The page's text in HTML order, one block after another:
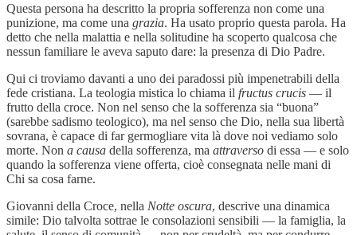
Questa persona ha descritto la propria sofferenza non come una
punizione, ma come una grazia. Ha usato proprio questa parola. Ha
detto che nella malattia e nella solitudine ha scoperto qualcosa che
nessun familiare le aveva saputo dare: la presenza di Dio Padre.
Qui ci troviamo davanti a uno dei paradossi più impenetrabili della
fede cristiana. La teologia mistica lo chiama il fructus crucis — il
frutto della croce. Non nel senso che la sofferenza sia “buona”
(sarebbe sadismo teologico), ma nel senso che Dio, nella sua libertà
sovrana, è capace di far germogliare vita là dove noi vediamo solo
morte. Non a causa della sofferenza, ma attraverso di essa — e solo
quando la sofferenza viene offerta, cioè consegnata nelle mani di
Chi sa cosa farne.
Giovanni della Croce, nella Notte oscura, descrive una dinamica
simile: Dio talvolta sottrae le consolazioni sensibili — la famiglia, la